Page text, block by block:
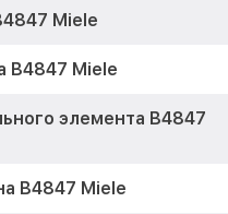
Miele
B4847 Miele
элемента B4847
B4847 Miele